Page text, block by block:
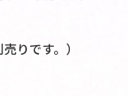
りです。）